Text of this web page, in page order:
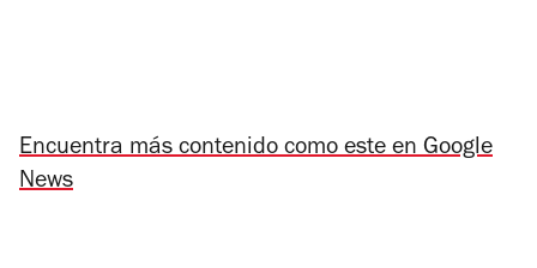
Encuentra más contenido como este en Google
News